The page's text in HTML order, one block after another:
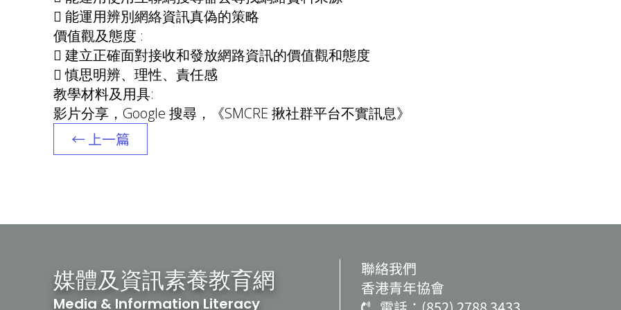
 能運用辨別網絡資訊真偽的策略
價值觀及態度 :
 建立正確面對接收和發放網路資訊的價值觀和態度
 慎思明辨、理性、責任感
教學材料及用具:
影片分享，Google 搜尋，《SMCRE 揪社群平台不實訊息》
← 上一篇
媒體及資訊素養教育網
Media & Information Literacy
聯絡我們
香港青年協會